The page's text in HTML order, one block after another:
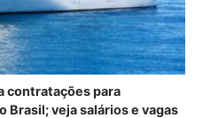
contratações para
Brasil; veja salários e vagas